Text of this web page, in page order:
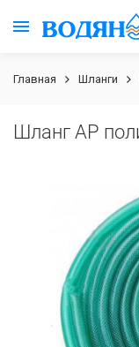
Главная Шланги
Шланг AP